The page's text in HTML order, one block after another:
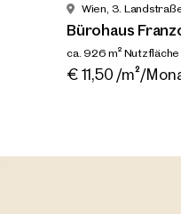
Wien, 3.
Bürohaus
ca. 926 m² Nutzfläche
€ 11,50 /m²/